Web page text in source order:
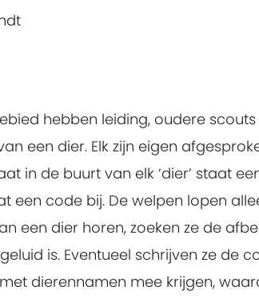
hebben leiding, oudere
een dier. Elk zijn eigen
in de buurt van elk ‘dier’ staat
een code bij. De welpen lopen
een dier horen, zoeken ze de
is. Eventueel schrijven ze de
dierennamen mee krijgen,